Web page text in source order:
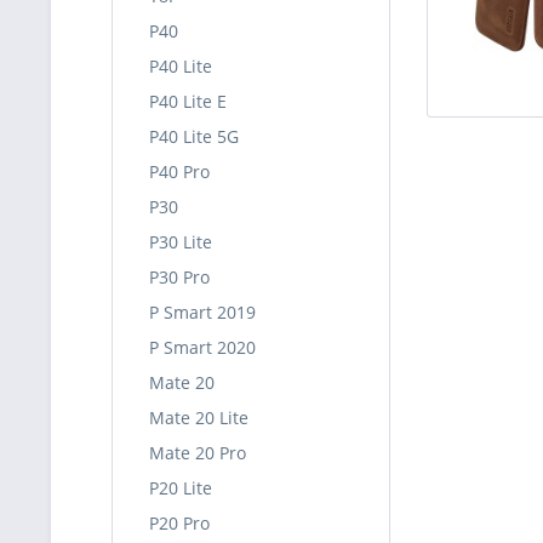
P40
P40 Lite
P40 Lite E
P40 Lite 5G
P40 Pro
P30
P30 Lite
P30 Pro
P Smart 2019
P Smart 2020
Mate 20
Mate 20 Lite
Mate 20 Pro
P20 Lite
P20 Pro